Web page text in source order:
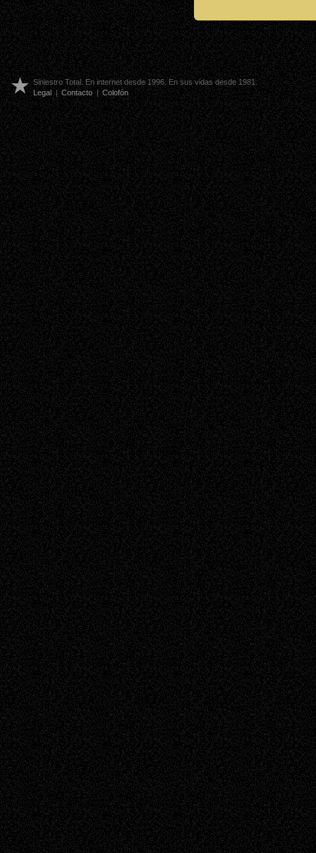
Siniestro Total. En internet desde 1996. En sus vidas desde 1981.
Legal | Contacto | Colofón